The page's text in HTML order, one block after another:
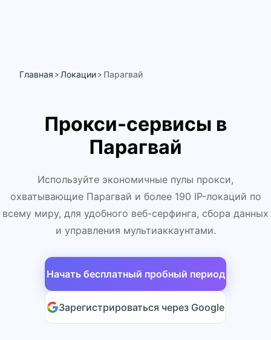
Главная > Локации > Парагвай
Прокси-сервисы в
Парагвай
Используйте экономичные пулы прокси,
охватывающие Парагвай и более 190 IP-локаций по
всему миру, для удобного веб-серфинга, сбора данных
и управления мультиаккаунтами.
Начать бесплатный пробный период
Зарегистрироваться через Google